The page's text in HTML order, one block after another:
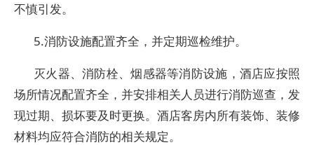
不慎引发。
5.消防设施配置齐全，并定期巡检维护。
灭火器、消防栓、烟感器等消防设施，酒店应按照
场所情况配置齐全，并安排相关人员进行消防巡查，发
现过期、损坏要及时更换。酒店客房内所有装饰、装修
材料均应符合消防的相关规定。